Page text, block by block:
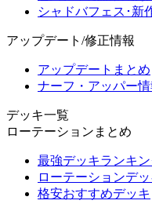
シャドバフェス･新
アップデート/修正情報
アップデートまとめ
ナーフ・アッパー
デッキ一覧
ローテーションまとめ
最強デッキランキ
ローテーションデ
格安おすすめデッキ